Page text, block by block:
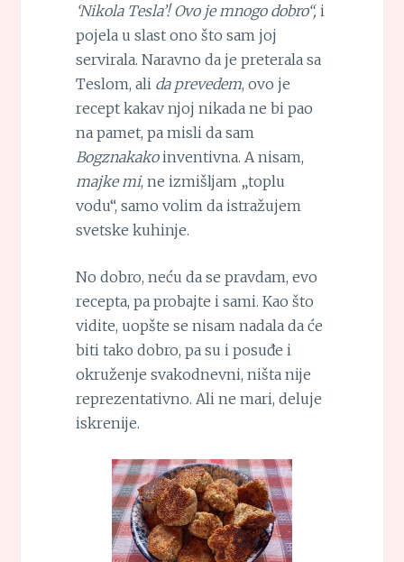
‘Nikola Tesla’! Ovo je mnogo dobro“,i
pojela u slast ono što sam joj
servirala. Naravno da je preterala sa
Teslom, ali da prevedem, ovo je
recept kakav njoj nikada ne bi pao
na pamet, pa misli da sam
Bogznakakoinventivna. A nisam,
majke mi, ne izmišljam „toplu
vodu“, samo volim da istražujem
svetske kuhinje.
No dobro, neću da se pravdam, evo
recepta, pa probajte i sami. Kao što
vidite, uopšte se nisam nadala da će
biti tako dobro, pa su i posuđe i
okruženje svakodnevni, ništa nije
reprezentativno. Ali ne mari, deluje
iskrenije.